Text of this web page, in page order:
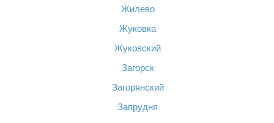
Жилево
Жуковка
Жуковский
Загорск
Загорянский
Запрудня